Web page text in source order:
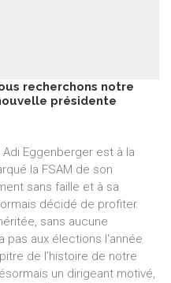
recherchons notre
présidente
Eggenberger est à la
la FSAM de son
sans faille et à sa
décidé de profiter
sans aucune
pas aux élections l'année
de l’histoire de notre
un dirigeant motivé,